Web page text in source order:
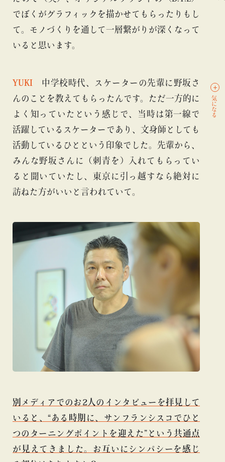
でぼくがグラフィックを描かせてもらったりもし
て。モノづくりを通して一層繋がりが深くなって
いると思います。
YUKI 中学校時代、スケーターの先輩に野坂さ
んのことを教えてもらったんです。ただ一方的に
よく知っていたという感じで、当時は第一線で
活躍しているスケーターであり、文身師としても
活動しているひとという印象でした。先輩から、
みんな野坂さんに（刺青を）入れてもらってい
ると聞いていたし、東京に引っ越すなら絶対に
訪ねた方がいいと言われていて。
別メディアでのお2人のインタビューを拝見して
いると、“ある時期に、サンフランシスコでひと
つのターニングポイントを迎えた”という共通点
が見えてきました。お互いにシンパシーを感じ
気になる